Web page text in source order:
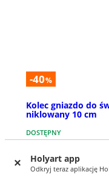
Holyart app
Odkryj teraz aplikację
-40%
Kolec gniazdo do
niklowany 10 cm
DOSTĘPNY
zł 15,98 zł 26,63